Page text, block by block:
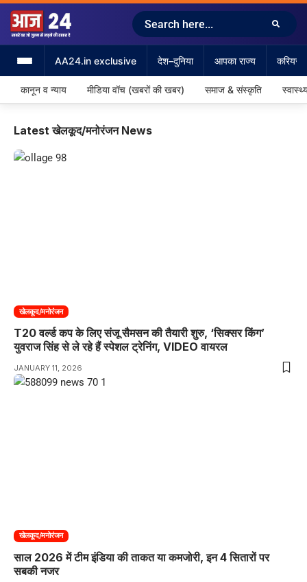
AA24.in exclusive देश–दुनिया आपका राज्य करियर
कानून व न्याय मीडिया वॉच (खबरों की खबर) समाज & संस्कृति
Latest खेलकूद/मनोरंजन News
खेलकूद/मनोरंजन
T20 वर्ल्ड कप के लिए संजू सैमसन की तैयारी शुरु, ‘सिक्सर किंग’
युवराज सिंह से ले रहे हैं स्पेशल ट्रेनिंग, VIDEO वायरल
JANUARY 11, 2026
खेलकूद/मनोरंजन
साल 2026 में टीम इंडिया की ताकत या कमजोरी, इन 4 सितारों पर
सबकी नजर